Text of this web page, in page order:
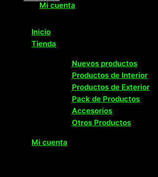
Mi cuenta
Inicio
Tienda
Nuevos productos
Productos de Interior
Productos de Exterior
Pack de Productos
Accesorios
Otros Productos
Mi cuenta